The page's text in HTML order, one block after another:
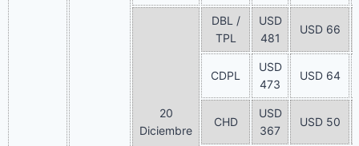
20
Diciembre
DBL /
TPL
USD
481
USD 66
CDPL
USD
473
USD 64
CHD
USD
367
USD 50